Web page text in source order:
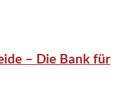
– Die Bank für